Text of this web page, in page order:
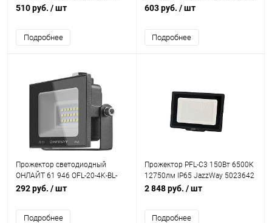
IP65-LED белый
510 руб. / шт
Подробнее
LED 20W 6500K 1700Lm IP65
603 руб. / шт
Подробнее
Прожектор светодиодный
ОНЛАЙТ 61 946 OFL-20-4K-BL-
IP65-LED 20W 4000K черный
292 руб. / шт
Подробнее
Прожектор PFL-C3 150Вт 6500К
12750лм IP65 JazzWay 5023642
2 848 руб. / шт
Подробнее